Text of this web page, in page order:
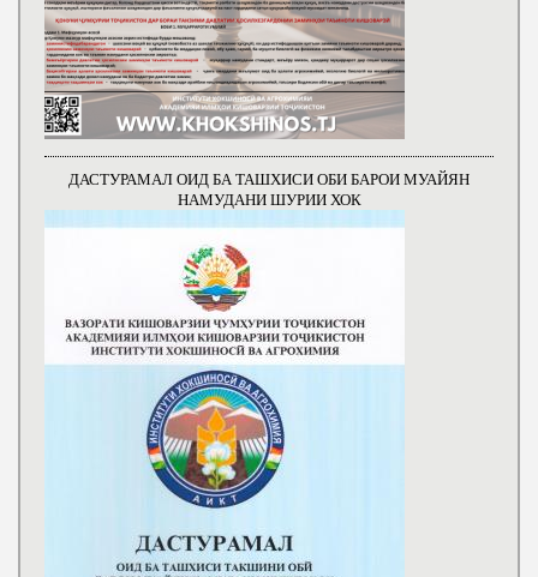
ДАСТУРАМАЛ ОИД БА ТАШХИСИ ОБИ БАРОИ МУАЙЯН
НАМУДАНИ ШУРИИ ХОК